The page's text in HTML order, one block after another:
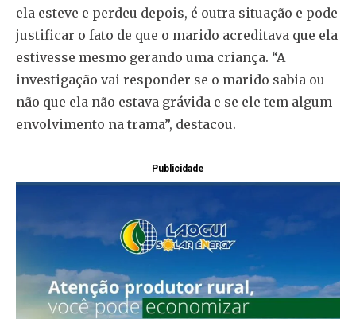
ela esteve e perdeu depois, é outra situação e pode
justificar o fato de que o marido acreditava que ela
estivesse mesmo gerando uma criança. “A
investigação vai responder se o marido sabia ou
não que ela não estava grávida e se ele tem algum
envolvimento na trama”, destacou.
Publicidade